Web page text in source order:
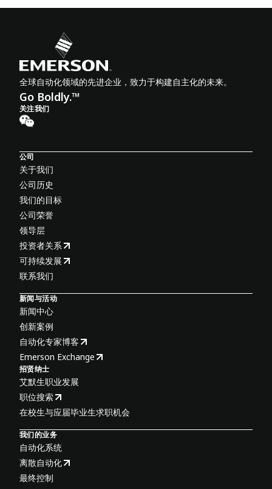
全球自动化领域的先进企业，致力于构建自主化的未来。
Go Boldly.™
关注我们
公司
关于我们
公司历史
我们的目标
公司荣誉
领导层
投资者关系
可持续发展
联系我们
新闻与活动
新闻中心
创新案例
自动化专家博客
Emerson Exchange
招贤纳士
艾默生职业发展
职位搜索
在校生与应届毕业生求职机会
我们的业务
自动化系统
离散自动化
最终控制